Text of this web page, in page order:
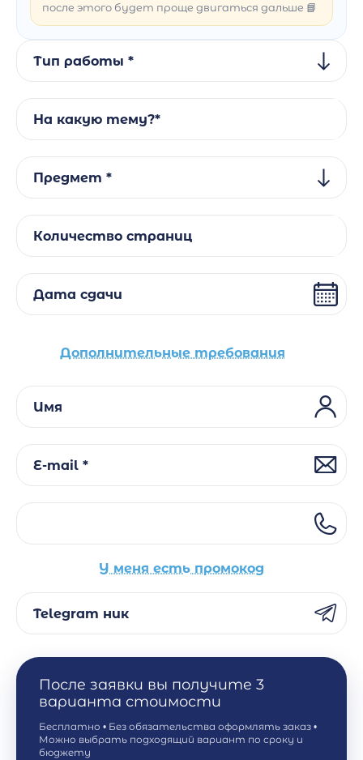
после этого будет проще двигаться дальше 📘
Тип работы *
На какую тему?*
Предмет *
Количество страниц
Дата сдачи
Дополнительные требования
Имя
E-mail *
У меня есть промокод
Telegram ник
После заявки вы получите 3
варианта стоимости
Бесплатно • Без обязательства оформлять заказ •
Можно выбрать подходящий вариант по сроку и
бюджету